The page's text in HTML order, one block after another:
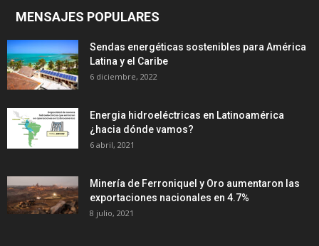
MENSAJES POPULARES
Sendas energéticas sostenibles para América
Latina y el Caribe
6 diciembre, 2022
Energia hidroeléctricas en Latinoamérica
¿hacia dónde vamos?
6 abril, 2021
Minería de Ferroniquel y Oro aumentaron las
exportaciones nacionales en 4.7%
8 julio, 2021